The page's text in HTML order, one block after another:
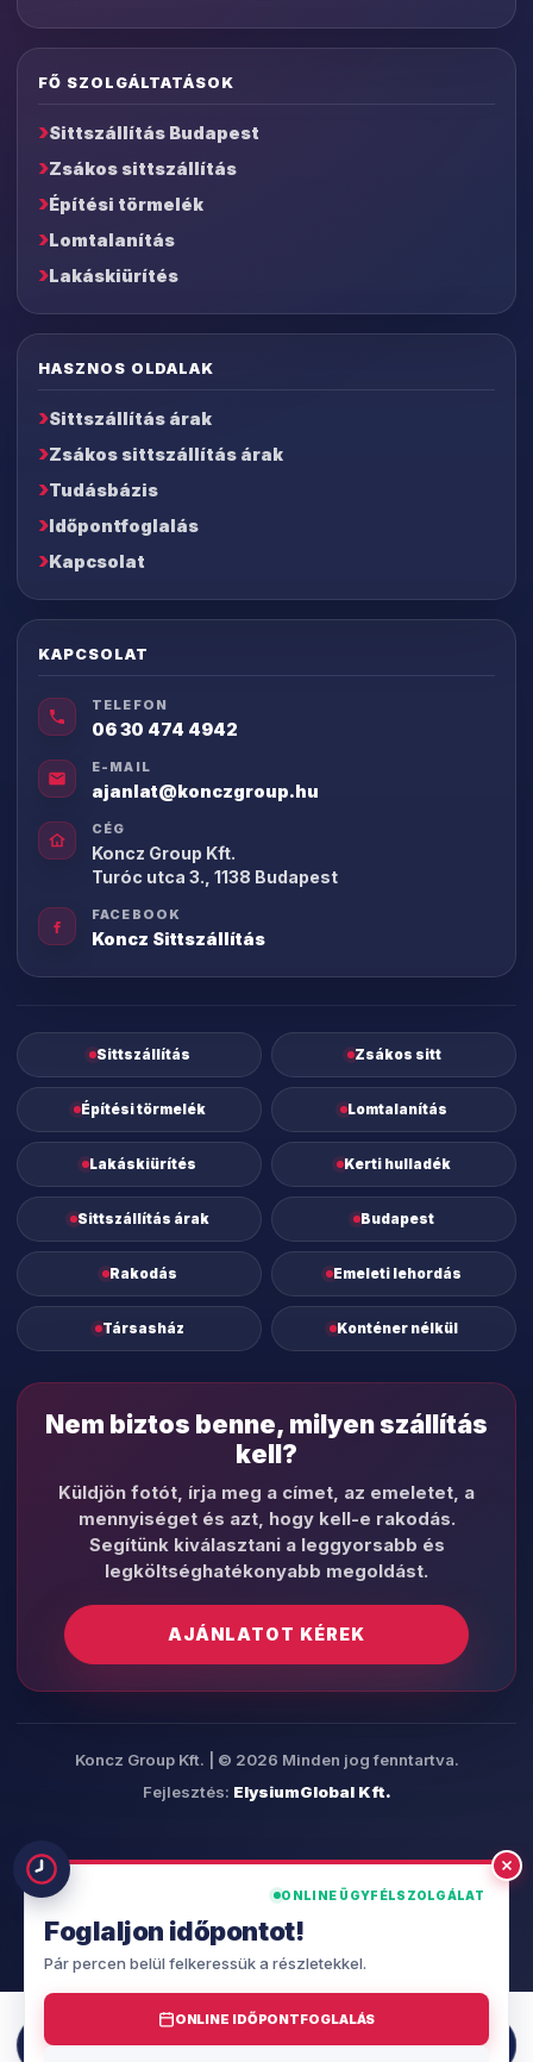
06 30 474 4942
FŐ SZOLGÁLTATÁSOK
Sittszállítás Budapest
Zsákos sittszállítás
Építési törmelék
Lomtalanítás
Lakáskiürítés
HASZNOS OLDALAK
Sittszállítás árak
Zsákos sittszállítás árak
Tudásbázis
Időpontfoglalás
Kapcsolat
KAPCSOLAT
TELEFON
06 30 474 4942
E-MAIL
ajanlat@konczgroup.hu
CÉG
Koncz Group Kft.
Turóc utca 3., 1138 Budapest
FACEBOOK
Koncz Sittszállítás
Sittszállítás Zsákos sitt
Építési törmelék Lomtalanítás
Lakáskiürítés Kerti hulladék
Sittszállítás árak Budapest
Rakodás Emeleti lehordás
Társasház Konténer nélkül
Nem biztos benne, milyen szállítás
kell?
Küldjön fotót, írja meg a címet, az emeletet, a
mennyiséget és azt, hogy kell-e rakodás.
Segítünk kiválasztani a leggyorsabb és
legköltséghatékonyabb megoldást.
AJÁNLATOT KÉREK
Koncz Group Kft. | © 2026 Minden jog fenntartva.
Fejlesztés: ElysiumGlobal Kft.
ONLINE ÜGYFÉLSZOLGÁLAT
Foglaljon időpontot!
Pár percen belül felkeressük a részletekkel.
ONLINE IDŐPONTFOGLALÁS